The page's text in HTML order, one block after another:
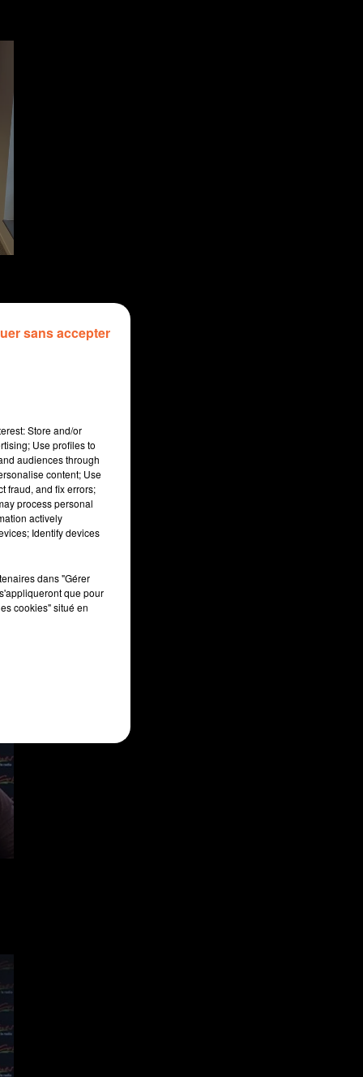
Store and/or
Use profiles to
audiences through
content; Use
fraud, and fix errors;
process personal
actively
Identify devices
dans "Gérer
que pour
cookies" situé en
sans accepter